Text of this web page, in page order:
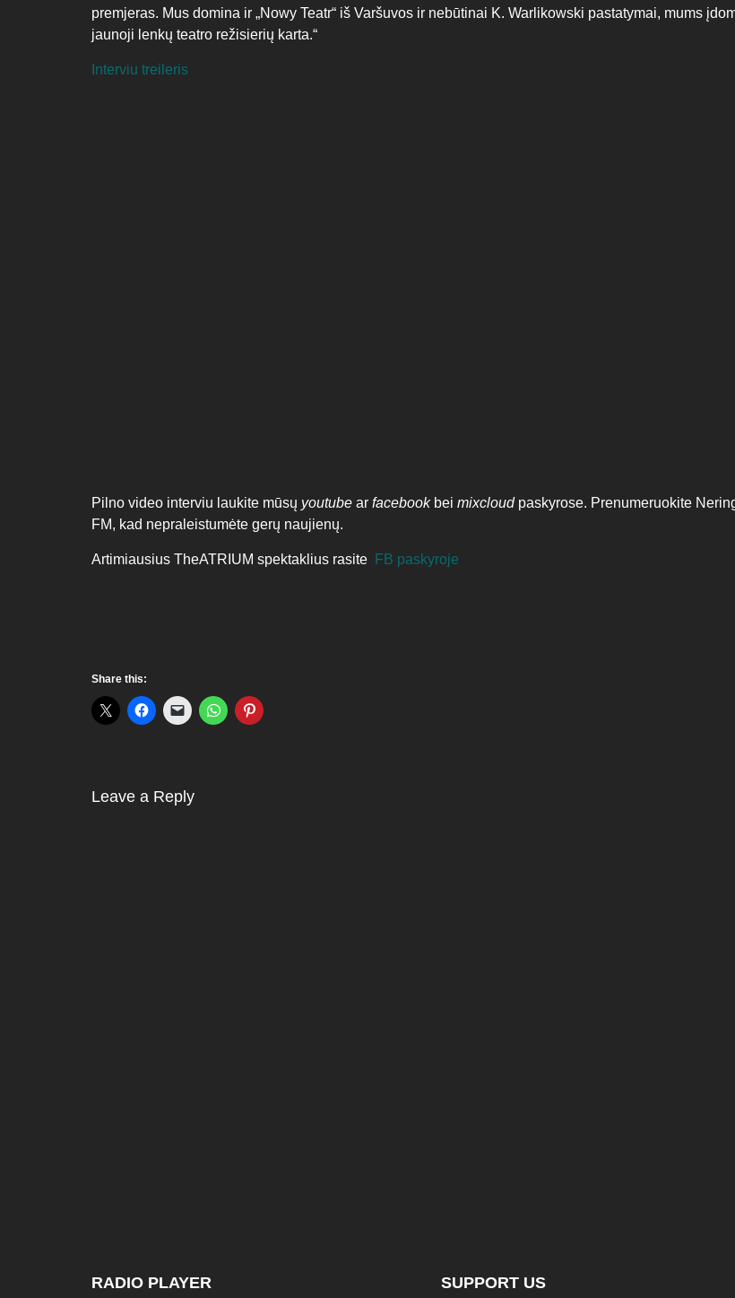
premjeras. Mus domina ir „Nowy Teatr“ iš Varšuvos ir nebūtinai K. Warlikowski pastatymai, mums
jaunoji lenkų teatro režisierių karta.“
Interviu treileris
Pilno video interviu laukite mūsų youtube ar facebook bei mixcloudpaskyrose. Prenumeruokite
FM, kad nepraleistumėte gerų naujienų.
Artimiausius TheATRIUM spektaklius rasite FB paskyroje
Share this:
Leave a Reply
RADIO PLAYER SUPPORT US